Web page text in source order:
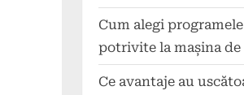
Cum alegi programele
potrivite la mașina de
Ce avantaje au